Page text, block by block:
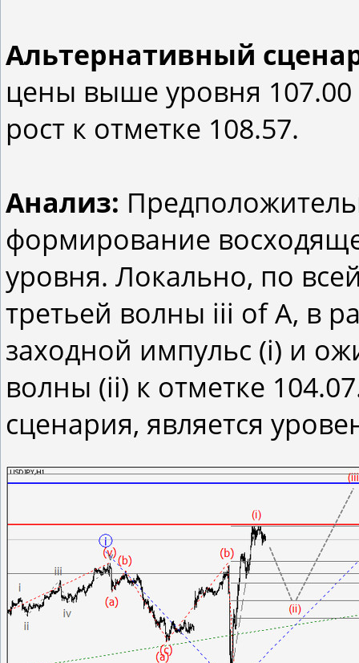
Альтернативный
цены выше уровня
рост к отметке 108.57.
Анализ:
формирование
уровня. Локально, по
третьей волны iii of A, в
заходной импульс (i) и
волны (ii) к отметке
сценария, является